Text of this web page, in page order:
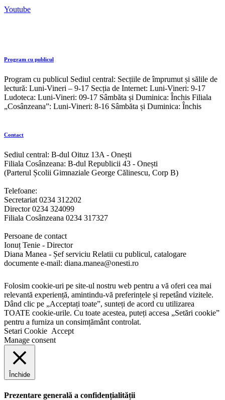
Youtube
Program cu publicul
Program cu publicul Sediul central: Secțiile de împrumut și sălile de
lectură: Luni-Vineri – 9-17 Secția de Internet: Luni-Vineri: 9-17
Ludoteca: Luni-Vineri: 09-17 Sâmbăta și Duminica: Închis Filiala
„Cosânzeana”: Luni-Vineri: 8-16 Sâmbăta și Duminica: Închis
Contact
Sediul central: B-dul Oituz 13A - Onești
Filiala Cosânzeana: B-dul Republicii 43 - Onești
(Parterul Școlii Gimnaziale George Călinescu, Corp B)
Telefoane:
Secretariat 0234 312202
Director 0234 324099
Filiala Cosânzeana 0234 317327
Persoane de contact
Ionuț Tenie - Director
Diana Manea - Șef serviciu Relatii cu publicul, catalogare
documente e-mail: diana.manea@onesti.ro
Folosim cookie-uri pe site-ul nostru web pentru a vă oferi cea mai
relevantă experiență, amintindu-vă preferințele și repetând vizitele.
Dând clic pe „Acceptați toate”, sunteți de acord cu utilizarea
TOATE cookie-urile. Cu toate acestea, puteți accesa „Setări cookie”
pentru a furniza un consimțământ controlat.
Setari Cookie Accept
Manage consent
Închide
Prezentare generală a confidențialității